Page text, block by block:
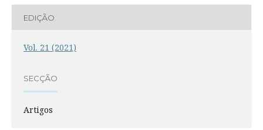
EDIÇÃO
Vol. 21 (2021)
SECÇÃO
Artigos